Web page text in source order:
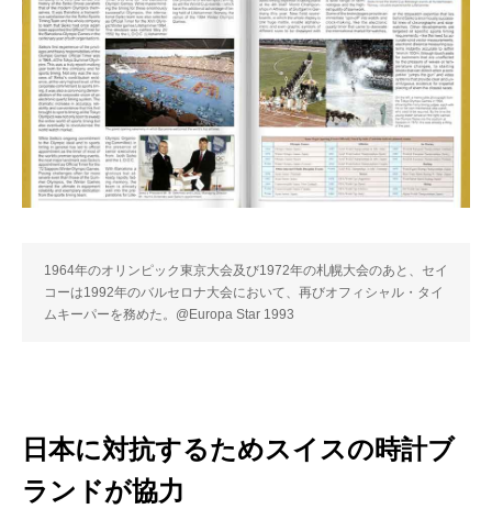
1964年のオリンピック東京大会及び1972年の札幌大会のあと、セイ
コーは1992年のバルセロナ大会において、再びオフィシャル・タイ
ムキーパーを務めた。@Europa Star 1993
日本に対抗するためスイスの時計ブ
ランドが協力